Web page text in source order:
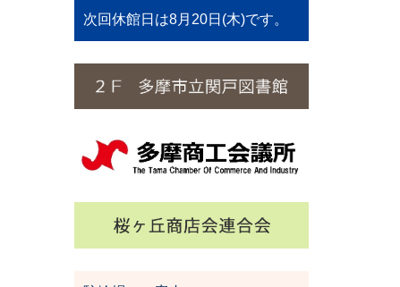
次回休館日は8月20日(木)です。